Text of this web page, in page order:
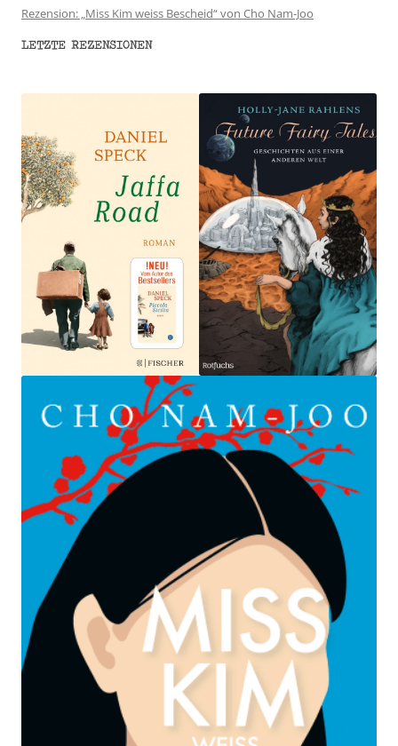
Rezension: „Miss Kim weiss Bescheid“ von Cho Nam-Joo
LETZTE REZENSIONEN